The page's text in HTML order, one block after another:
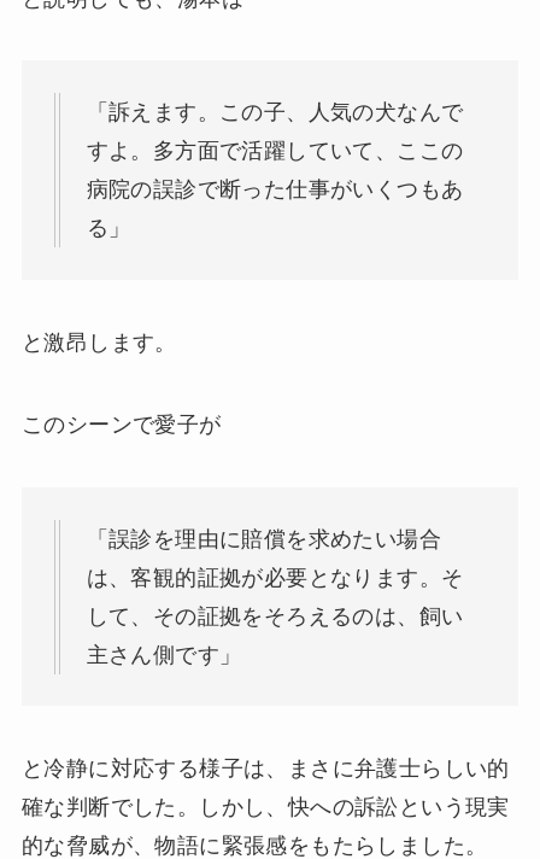
「訴えます。この子、人気の犬なんで
すよ。多方面で活躍していて、ここの
病院の誤診で断った仕事がいくつもあ
る」
と激昂します。
このシーンで愛子が
「誤診を理由に賠償を求めたい場合
は、客観的証拠が必要となります。そ
して、その証拠をそろえるのは、飼い
主さん側です」
と冷静に対応する様子は、まさに弁護士らしい的
確な判断でした。しかし、快への訴訟という現実
的な脅威が、物語に緊張感をもたらしました。